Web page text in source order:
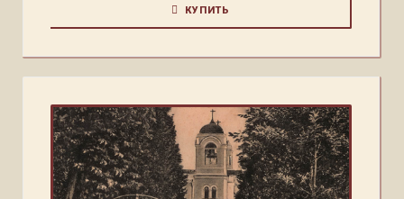
КУПИТЬ